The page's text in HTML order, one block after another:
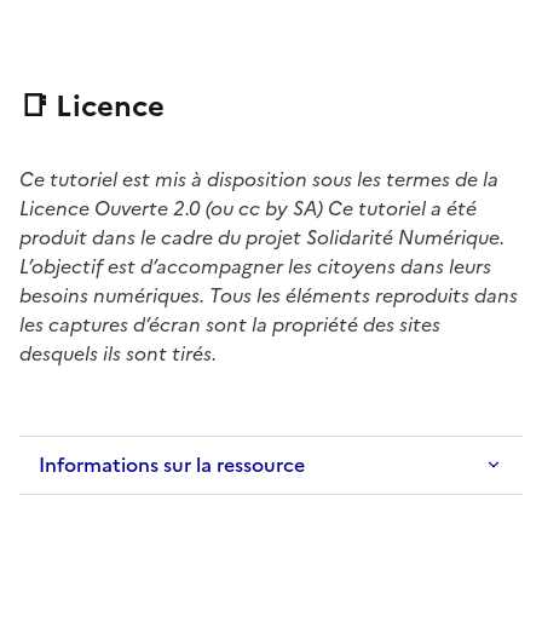
📑 Licence
Ce tutoriel est mis à disposition sous les termes de la
Licence Ouverte 2.0 (ou cc by SA) Ce tutoriel a été
produit dans le cadre du projet Solidarité Numérique.
L’objectif est d’accompagner les citoyens dans leurs
besoins numériques. Tous les éléments reproduits dans
les captures d’écran sont la propriété des sites
desquels ils sont tirés.
Informations sur la ressource